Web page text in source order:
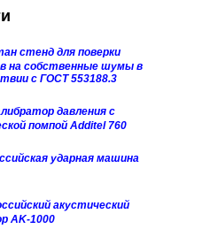
стенд для поверки
на собственные шумы в
с ГОСТ 553188.3
давления с
помпой Additel 760
ударная машина
акустический
AK-1000